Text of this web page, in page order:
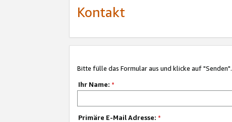
Kontakt
Bitte fülle das Formular aus und klicke auf "Senden".
Ihr Name: *
Primäre E-Mail Adresse: *